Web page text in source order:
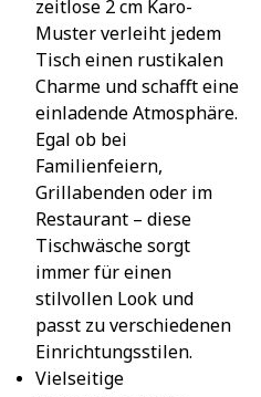
zeitlose 2 cm Karo-
Muster verleiht jedem
Tisch einen rustikalen
Charme und schafft eine
einladende Atmosphäre.
Egal ob bei
Familienfeiern,
Grillabenden oder im
Restaurant – diese
Tischwäsche sorgt
immer für einen
stilvollen Look und
passt zu verschiedenen
Einrichtungsstilen.
Vielseitige